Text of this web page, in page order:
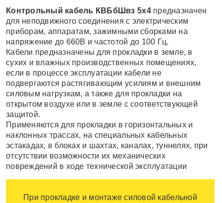
Контрольный кабель КВБбШвз 5х4 предназначен
для неподвижного соединения с электрическим
приборам, аппаратам, зажимными сборками на
напряжение до 660В и частотой до 100 Гц.
Кабели предназначены для прокладки в земле, в
сухих и влажных производственных помещениях,
если в процессе эксплуатации кабели не
подвергаются растягивающим усилиям и внешним
силовым нагрузкам, а также для прокладки на
открытом воздухе или в земле с соответствующей
защитой.
Применяются для прокладки в горизонтальных и
наклонных трассах, на специальных кабельных
эстакадах, в блоках и шахтах, каналах, туннелях, при
отсутствии возможности их механических
повреждений в ходе технической эксплуатации
При прокладке и монтаже силовой кабельной